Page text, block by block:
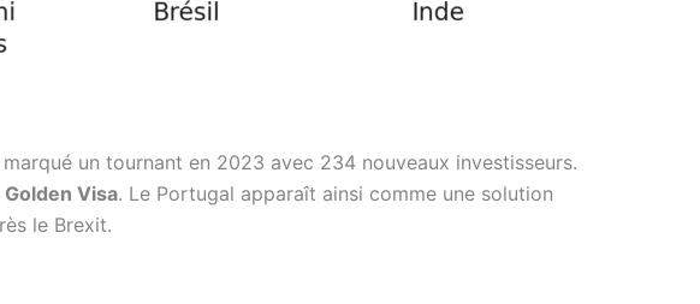
un tournant en 2023 avec 234 nouveaux investisseurs.
Visa. Le Portugal apparaît ainsi comme une solution
le Brexit.